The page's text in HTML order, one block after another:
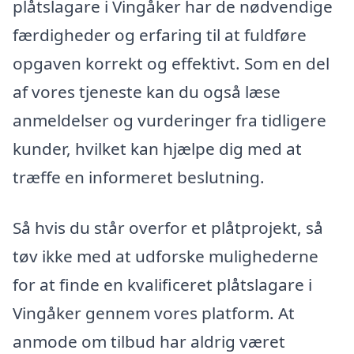
plåtslagare i Vingåker har de nødvendige
færdigheder og erfaring til at fuldføre
opgaven korrekt og effektivt. Som en del
af vores tjeneste kan du også læse
anmeldelser og vurderinger fra tidligere
kunder, hvilket kan hjælpe dig med at
træffe en informeret beslutning.
Så hvis du står overfor et plåtprojekt, så
tøv ikke med at udforske mulighederne
for at finde en kvalificeret plåtslagare i
Vingåker gennem vores platform. At
anmode om tilbud har aldrig været